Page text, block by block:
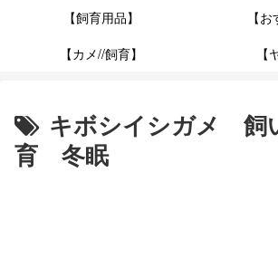
【飼育用品】
【
【カメ//飼育】
【
キボシイシガメ
育 冬眠